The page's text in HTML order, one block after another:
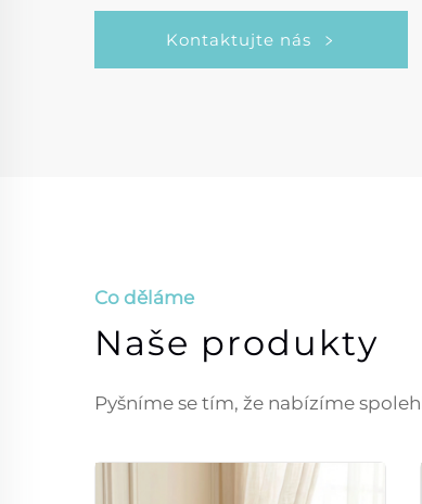
Kontaktujte nás
Co děláme
Naše produkty
Pyšníme se tím, že nabízíme